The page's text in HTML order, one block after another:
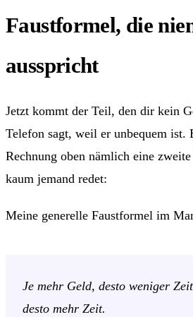
Faustformel, die
ausspricht
Jetzt kommt der Teil, den dir kein
Telefon sagt, weil er unbequem ist.
Rechnung oben nämlich eine
kaum jemand redet:
Meine generelle Faustformel im
Je mehr Geld, desto weniger
desto mehr Zeit.